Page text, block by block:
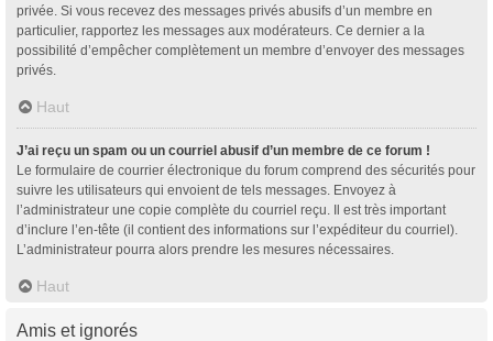
privée. Si vous recevez des messages privés abusifs d’un membre en
particulier, rapportez les messages aux modérateurs. Ce dernier a la
possibilité d’empêcher complètement un membre d’envoyer des messages
privés.
Haut
J’ai reçu un spam ou un courriel abusif d’un membre de ce forum !
Le formulaire de courrier électronique du forum comprend des sécurités pour
suivre les utilisateurs qui envoient de tels messages. Envoyez à
l’administrateur une copie complète du courriel reçu. Il est très important
d’inclure l’en-tête (il contient des informations sur l’expéditeur du courriel).
L’administrateur pourra alors prendre les mesures nécessaires.
Haut
Amis et ignorés